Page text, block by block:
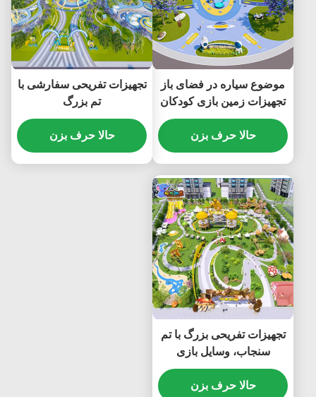
موضوع سیاره در فضای باز
تجهیزات زمین بازی کودکان
تجهیزات سرگرمی بزرگ
حالا حرف بزن
تجهیزات تفریحی سفارشی با
تم بزرگ
حالا حرف بزن
تجهیزات تفریحی بزرگ با تم
سنجاب، وسایل بازی
کودکان در فضای باز
حالا حرف بزن